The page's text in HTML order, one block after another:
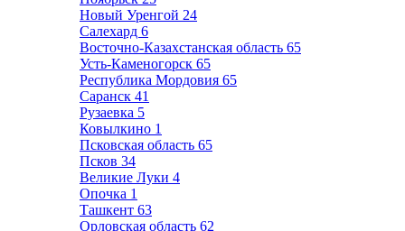
Новый Уренгой 24
Салехард 6
Восточно-Казахстанская область 65
Усть-Каменогорск 65
Республика Мордовия 65
Саранск 41
Рузаевка 5
Ковылкино 1
Псковская область 65
Псков 34
Великие Луки 4
Опочка 1
Ташкент 63
Орловская область 62